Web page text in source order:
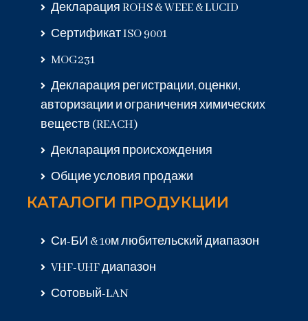
Декларация ROHS & WEEE & LUCID
Сертификат ISO 9001
MOG231
Декларация регистрации, оценки,
авторизации и ограничения химических
веществ (REACH)
Декларация происхождения
Общие условия продажи
КАТАЛОГИ ПРОДУКЦИИ
Си-БИ & 10м любительский диапазон
VHF-UHF диапазон
Сотовый-LAN